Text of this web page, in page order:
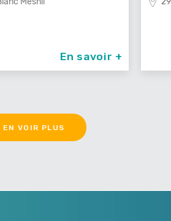
En savoir +
EN VOIR PLUS